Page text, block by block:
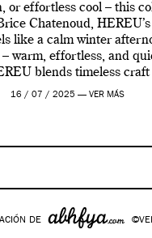
or effortless cool – this
Chatenoud,
like a calm winter
warm, effortless, and
blends timeless
vibe, creating […]
16 / 07 / 2025 — VER MÁS
DE